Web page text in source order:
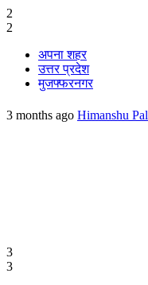
2
2
अपना शहर
उत्तर प्रदेश
मुजफ्फरनगर
3 months ago Himanshu Pal
3
3